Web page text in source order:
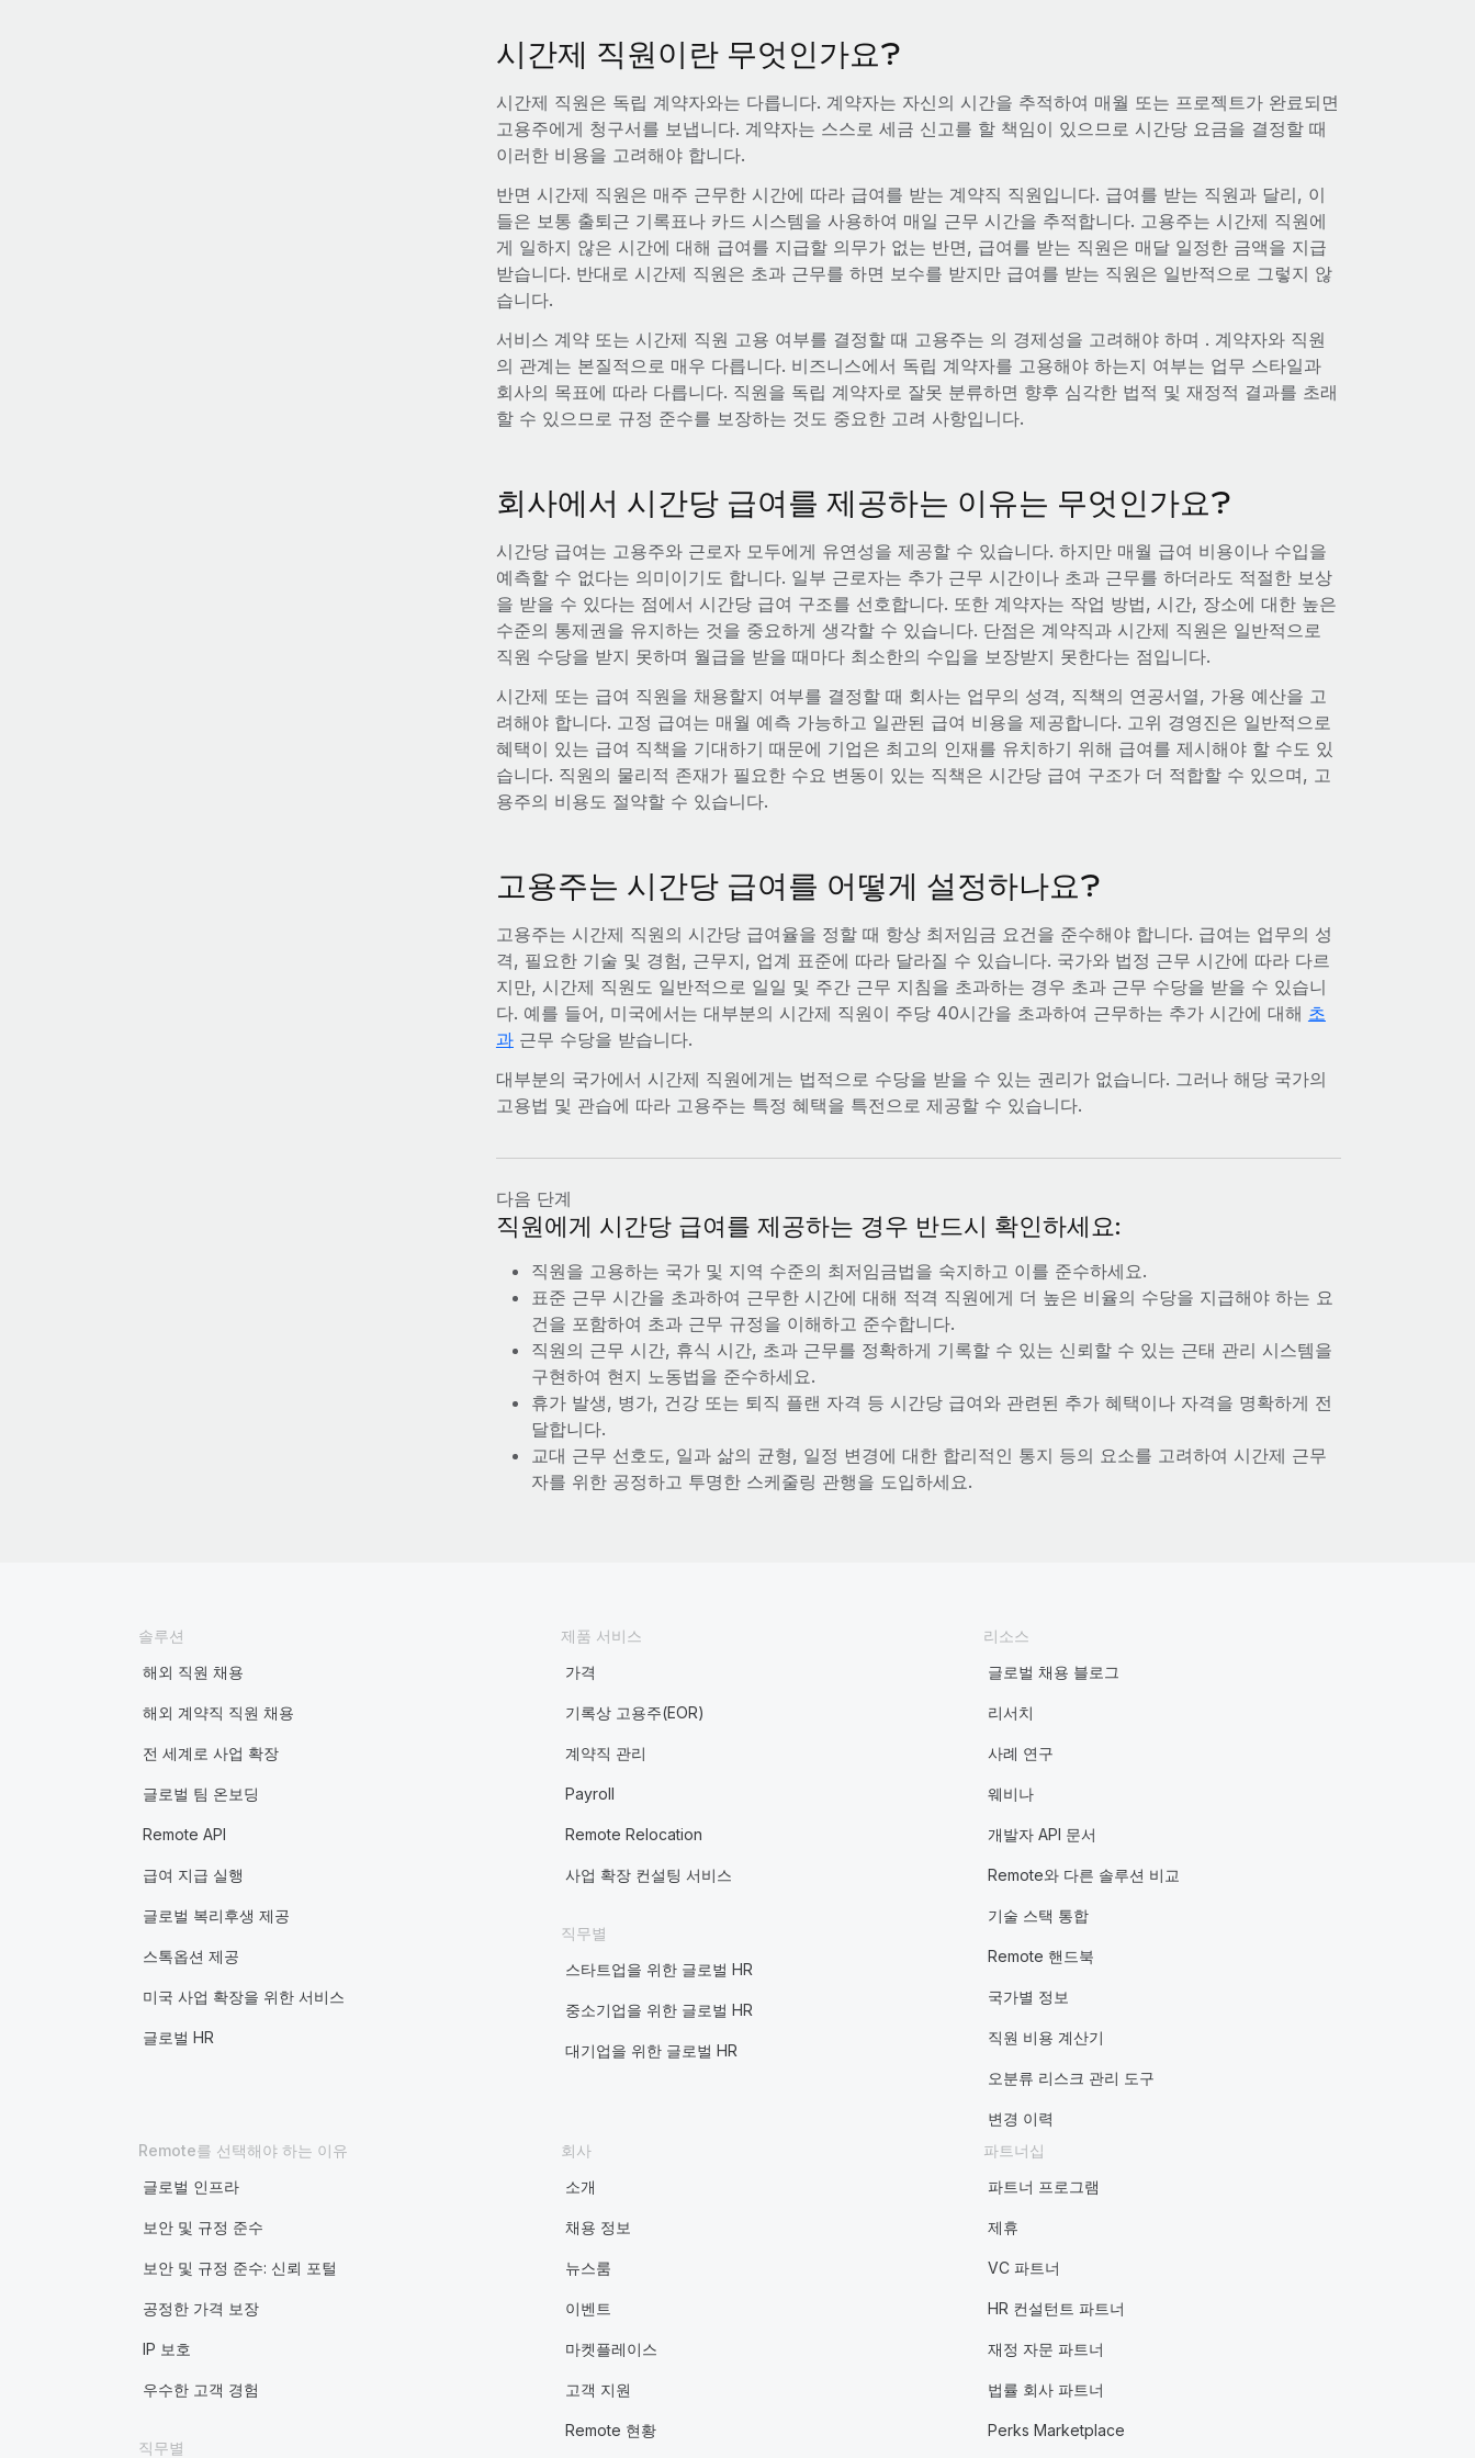
시간제 직원이란 무엇인가요?
시간제 직원은 독립 계약자와는 다릅니다. 계약자는 자신의 시간을 추적하여 매월 또는 프로젝트가 완료되면
고용주에게 청구서를 보냅니다. 계약자는 스스로 세금 신고를 할 책임이 있으므로 시간당 요금을 결정할 때
이러한 비용을 고려해야 합니다.
반면 시간제 직원은 매주 근무한 시간에 따라 급여를 받는 계약직 직원입니다. 급여를 받는 직원과 달리, 이
들은 보통 출퇴근 기록표나 카드 시스템을 사용하여 매일 근무 시간을 추적합니다. 고용주는 시간제 직원에
게 일하지 않은 시간에 대해 급여를 지급할 의무가 없는 반면, 급여를 받는 직원은 매달 일정한 금액을 지급
받습니다. 반대로 시간제 직원은 초과 근무를 하면 보수를 받지만 급여를 받는 직원은 일반적으로 그렇지 않
습니다.
서비스 계약 또는 시간제 직원 고용 여부를 결정할 때 고용주는 의 경제성을 고려해야 하며 . 계약자와 직원
의 관계는 본질적으로 매우 다릅니다. 비즈니스에서 독립 계약자를 고용해야 하는지 여부는 업무 스타일과
회사의 목표에 따라 다릅니다. 직원을 독립 계약자로 잘못 분류하면 향후 심각한 법적 및 재정적 결과를 초래
할 수 있으므로 규정 준수를 보장하는 것도 중요한 고려 사항입니다.
회사에서 시간당 급여를 제공하는 이유는 무엇인가요?
시간당 급여는 고용주와 근로자 모두에게 유연성을 제공할 수 있습니다. 하지만 매월 급여 비용이나 수입을
예측할 수 없다는 의미이기도 합니다. 일부 근로자는 추가 근무 시간이나 초과 근무를 하더라도 적절한 보상
을 받을 수 있다는 점에서 시간당 급여 구조를 선호합니다. 또한 계약자는 작업 방법, 시간, 장소에 대한 높은
수준의 통제권을 유지하는 것을 중요하게 생각할 수 있습니다. 단점은 계약직과 시간제 직원은 일반적으로
직원 수당을 받지 못하며 월급을 받을 때마다 최소한의 수입을 보장받지 못한다는 점입니다.
시간제 또는 급여 직원을 채용할지 여부를 결정할 때 회사는 업무의 성격, 직책의 연공서열, 가용 예산을 고
려해야 합니다. 고정 급여는 매월 예측 가능하고 일관된 급여 비용을 제공합니다. 고위 경영진은 일반적으로
혜택이 있는 급여 직책을 기대하기 때문에 기업은 최고의 인재를 유치하기 위해 급여를 제시해야 할 수도 있
습니다. 직원의 물리적 존재가 필요한 수요 변동이 있는 직책은 시간당 급여 구조가 더 적합할 수 있으며, 고
용주의 비용도 절약할 수 있습니다.
고용주는 시간당 급여를 어떻게 설정하나요?
고용주는 시간제 직원의 시간당 급여율을 정할 때 항상 최저임금 요건을 준수해야 합니다. 급여는 업무의 성
격, 필요한 기술 및 경험, 근무지, 업계 표준에 따라 달라질 수 있습니다. 국가와 법정 근무 시간에 따라 다르
지만, 시간제 직원도 일반적으로 일일 및 주간 근무 지침을 초과하는 경우 초과 근무 수당을 받을 수 있습니
다. 예를 들어, 미국에서는 대부분의 시간제 직원이 주당 40시간을 초과하여 근무하는 추가 시간에 대해 초
과근무 수당을 받습니다.
대부분의 국가에서 시간제 직원에게는 법적으로 수당을 받을 수 있는 권리가 없습니다. 그러나 해당 국가의
고용법 및 관습에 따라 고용주는 특정 혜택을 특전으로 제공할 수 있습니다.
다음 단계
직원에게 시간당 급여를 제공하는 경우 반드시 확인하세요:
직원을 고용하는 국가 및 지역 수준의 최저임금법을 숙지하고 이를 준수하세요.
표준 근무 시간을 초과하여 근무한 시간에 대해 적격 직원에게 더 높은 비율의 수당을 지급해야 하는 요
건을 포함하여 초과 근무 규정을 이해하고 준수합니다.
직원의 근무 시간, 휴식 시간, 초과 근무를 정확하게 기록할 수 있는 신뢰할 수 있는 근태 관리 시스템을
구현하여 현지 노동법을 준수하세요.
휴가 발생, 병가, 건강 또는 퇴직 플랜 자격 등 시간당 급여와 관련된 추가 혜택이나 자격을 명확하게 전
달합니다.
교대 근무 선호도, 일과 삶의 균형, 일정 변경에 대한 합리적인 통지 등의 요소를 고려하여 시간제 근무
자를 위한 공정하고 투명한 스케줄링 관행을 도입하세요.
솔루션
해외 직원 채용
해외 계약직 직원 채용
전 세계로 사업 확장
글로벌 팀 온보딩
Remote API
급여 지급 실행
글로벌 복리후생 제공
스톡옵션 제공
미국 사업 확장을 위한 서비스
글로벌 HR
제품 서비스
가격
기록상 고용주(EOR)
계약직 관리
Payroll
Remote Relocation
사업 확장 컨설팅 서비스
직무별
스타트업을 위한 글로벌 HR
중소기업을 위한 글로벌 HR
대기업을 위한 글로벌 HR
리소스
글로벌 채용 블로그
리서치
사례 연구
웨비나
개발자 API 문서
Remote와 다른 솔루션 비교
기술 스택 통합
Remote 핸드북
국가별 정보
직원 비용 계산기
오분류 리스크 관리 도구
변경 이력
Remote를 선택해야 하는 이유
글로벌 인프라
보안 및 규정 준수
보안 및 규정 준수: 신뢰 포털
공정한 가격 보장
IP 보호
우수한 고객 경험
직무별
회사
소개
채용 정보
뉴스룸
이벤트
마켓플레이스
고객 지원
Remote 현황
파트너십
파트너 프로그램
제휴
VC 파트너
HR 컨설턴트 파트너
재정 자문 파트너
법률 회사 파트너
Perks Marketplace